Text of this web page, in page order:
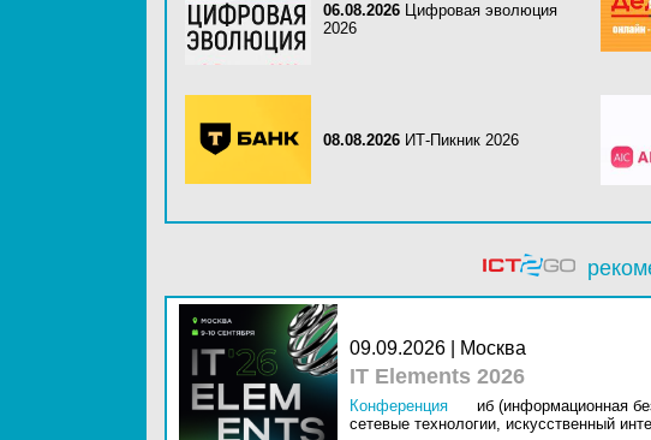
06.08.2026 Цифровая эволюция
2026
08.08.2026 ИТ-Пикник 2026
09.09.2026 | Москва
IT Elements 2026
Конференция иб (информационная
сетевые технологии, искусственный